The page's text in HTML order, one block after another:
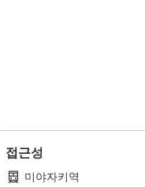
접근성
미야자키역